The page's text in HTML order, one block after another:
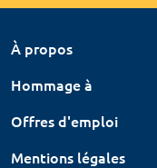
À propos
Hommage à
Offres d'emploi
Mentions légales